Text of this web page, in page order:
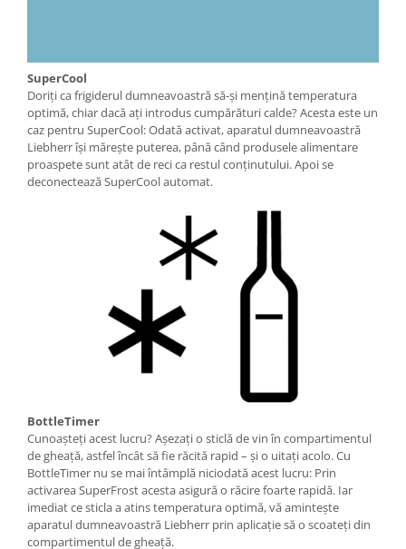
SuperCool
Doriţi ca frigiderul dumneavoastră să-şi menţină temperatura
optimă, chiar dacă aţi introdus cumpărături calde? Acesta este un
caz pentru SuperCool: Odată activat, aparatul dumneavoastră
Liebherr îşi măreşte puterea, până când produsele alimentare
proaspete sunt atât de reci ca restul conţinutului. Apoi se
deconectează SuperCool automat.
BottleTimer
Cunoaşteţi acest lucru? Aşezaţi o sticlă de vin în compartimentul
de gheaţă, astfel încât să fie răcită rapid – şi o uitaţi acolo. Cu
BottleTimer nu se mai întâmplă niciodată acest lucru: Prin
activarea SuperFrost acesta asigură o răcire foarte rapidă. Iar
imediat ce sticla a atins temperatura optimă, vă aminteşte
aparatul dumneavoastră Liebherr prin aplicaţie să o scoateţi din
compartimentul de gheaţă.